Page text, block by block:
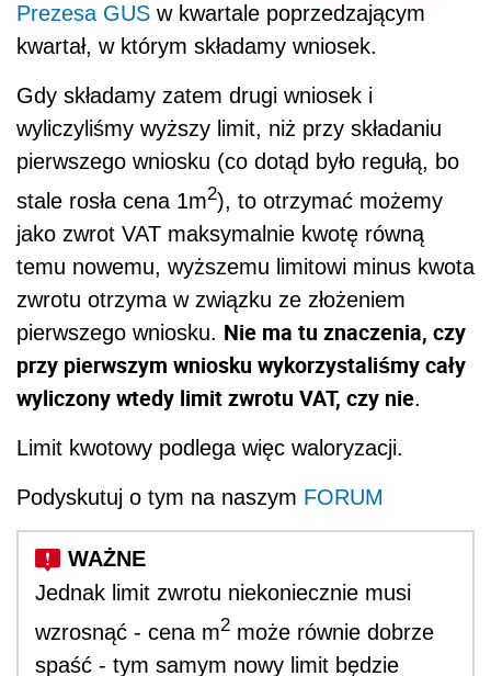
Prezesa GUS w kwartale poprzedzającym
kwartał, w którym składamy wniosek.
Gdy składamy zatem drugi wniosek i
wyliczyliśmy wyższy limit, niż przy składaniu
pierwszego wniosku (co dotąd było regułą, bo
stale rosła cena 1m2), to otrzymać możemy
jako zwrot VAT maksymalnie kwotę równą
temu nowemu, wyższemu limitowi minus kwota
zwrotu otrzyma w związku ze złożeniem
pierwszego wniosku. Nie ma tu znaczenia, czy
przy pierwszym wniosku wykorzystaliśmy cały
wyliczony wtedy limit zwrotu VAT, czy nie.
Limit kwotowy podlega więc waloryzacji.
Podyskutuj o tym na naszym FORUM
Jednak limit zwrotu niekoniecznie musi
wzrosnąć - cena m2 może równie dobrze
spaść - tym samym nowy limit będzie